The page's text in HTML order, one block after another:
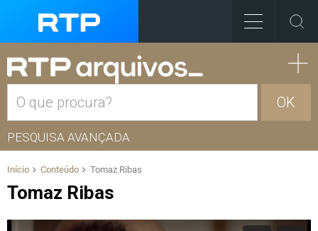
OK
PESQUISA AVANÇADA
Início Conteúdo Tomaz Ribas
Tomaz Ribas